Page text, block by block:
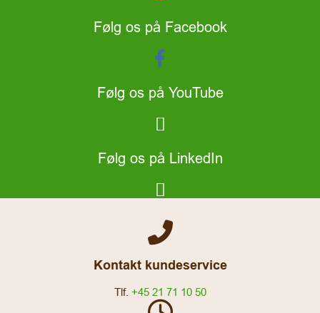
Følg os på Facebook
Følg os på YouTube
Følg os på LinkedIn
Kontakt kundeservice
Tlf. +45 21 71 10 50